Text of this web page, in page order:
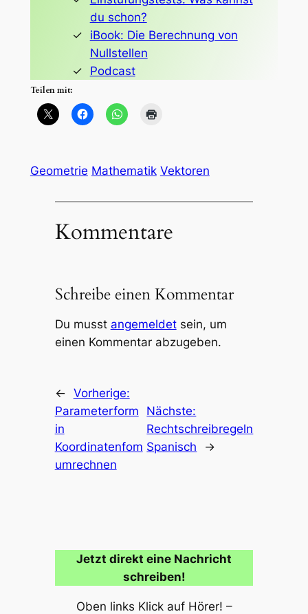
du schon?
iBook: Die Berechnung von
Nullstellen
Podcast
Teilen mit:
Geometrie Mathematik Vektoren
Kommentare
Schreibe einen Kommentar
Du musst angemeldetsein, um
einen Kommentar abzugeben.
← Vorherige:
Parameterform
in
Koordinatenfom
umrechnen
Nächste:
Rechtschreibregeln
Spanisch
→
Jetzt direkt eine Nachricht
schreiben!
Oben links Klick auf Hörer! –